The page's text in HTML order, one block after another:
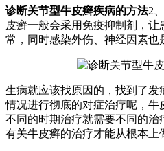
诊断关节型牛皮癣疾病的方法2
皮癣一般会采用免疫抑制剂，
常，同时感染外伤、神经因素也
生病就应该找原因的，找到了
情况进行彻底的对症治疗呢，牛
不同的时期治疗就需要不同的
有关牛皮癣的治疗才能从根本上